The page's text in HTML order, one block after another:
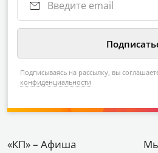
Подписываясь на рассылку, вы
конфиденциальности
«КП» – Афиша